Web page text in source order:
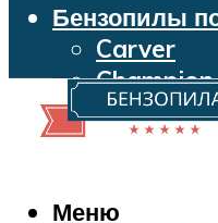
Бензопилы
Carver
Champion
Echo
Husqvarna
Makita
Меню